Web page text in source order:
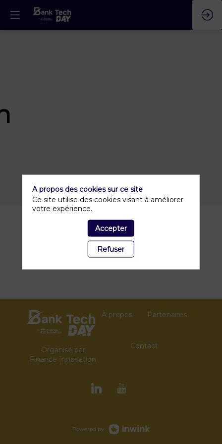
Organisé par
Finance Innovation
À propos Partenaires
Contact
Powered by
A propos des cookies sur ce site
Ce site utilise des cookies visant à améliorer
votre expérience.
Accepter
Refuser